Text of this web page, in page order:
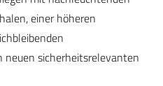
einer höheren
neuen sicherheitsrelevanten